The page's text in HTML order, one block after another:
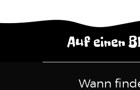
Auf einen
Wann